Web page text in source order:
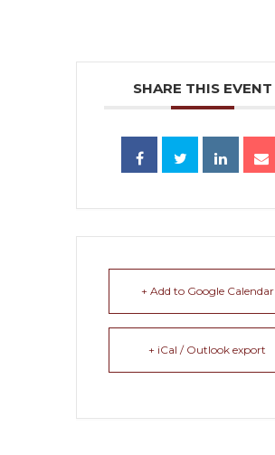
SHARE THIS EVENT
+ Add to Google Calendar
+ iCal / Outlook export